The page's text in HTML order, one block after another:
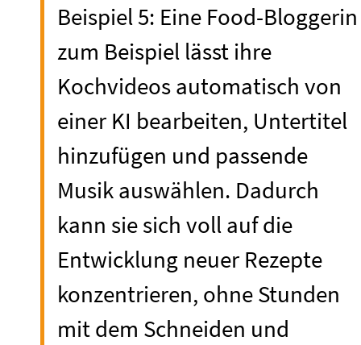
Beispiel 5: Eine Food-Bloggerin
zum Beispiel lässt ihre
Kochvideos automatisch von
einer KI bearbeiten, Untertitel
hinzufügen und passende
Musik auswählen. Dadurch
kann sie sich voll auf die
Entwicklung neuer Rezepte
konzentrieren, ohne Stunden
mit dem Schneiden und